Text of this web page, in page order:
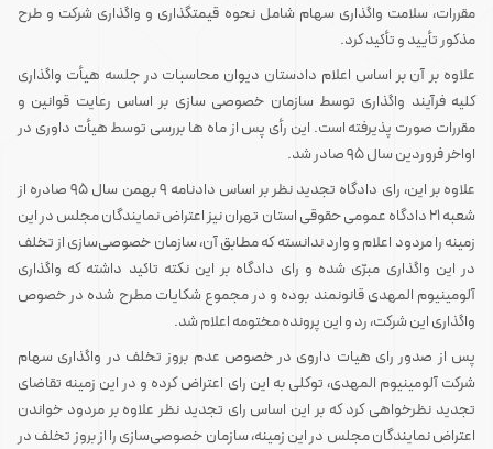
مقررات، سلامت واگذاری سهام شامل نحوه قیمتگذاری و واگذاری شرکت و طرح
مذکور تأیید و تأکید کرد.
علاوه بر آن بر اساس اعلام دادستان دیوان محاسبات در جلسه هیأت واگذاری
کلیه فرآیند واگذاری توسط سازمان خصوصی سازی بر اساس رعایت قوانین و
مقررات صورت پذیرفته است. این رأی پس از ماه ها بررسی توسط هیأت داوری در
اواخر فروردین سال ۹۵ صادر شد.
علاوه بر این، رای دادگاه تجدید نظر بر اساس دادنامه ۹ بهمن سال ۹۵ صادره از
شعبه ۲۱ دادگاه عمومی حقوقی استان تهران نیز اعتراض نمایندگان مجلس در این
زمینه را مردود اعلام و وارد ندانسته که مطابق آن، سازمان خصوصی‌سازی از تخلف
در این واگذاری مبرّی شده و رای دادگاه بر این نکته تاکید داشته که واگذاری
آلومینیوم المهدی قانونمند بوده و در مجموع شکایات مطرح‌ شده در خصوص
واگذاری این شرکت، رد و این پرونده مختومه اعلام شد.
پس از صدور رای هیات داروی در خصوص عدم بروز تخلف در واگذاری سهام
شرکت آلومینیوم المهدی، توکلی به این رای اعتراض کرده و در این زمینه تقاضای
تجدید نظرخواهی کرد که بر این اساس رای تجدید نظر علاوه بر مردود خواندن
اعتراض نمایندگان مجلس در این زمینه، سازمان خصوصی‌سازی را از بروز تخلف در